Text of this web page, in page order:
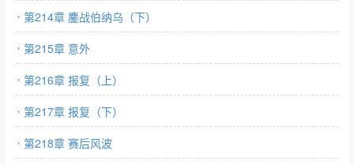
第214章 鏖战伯纳乌（下）
第215章 意外
第216章 报复（上）
第217章 报复（下）
第218章 赛后风波